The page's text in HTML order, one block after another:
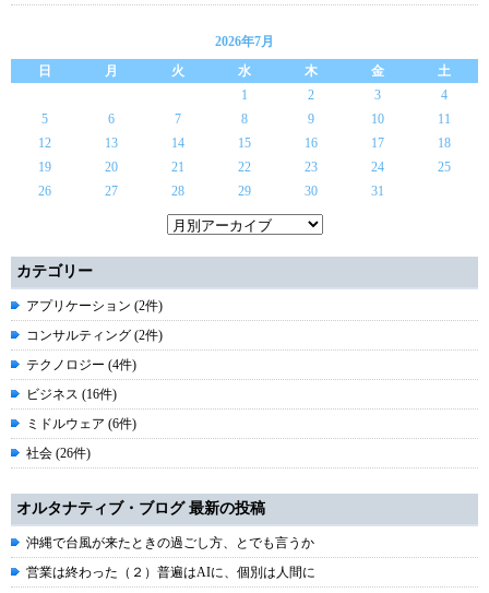
2026年7月
日
月 火 水 木 金
土
1
2 3
4
5
6 7 8 9 10
11
12
13 14 15 16 17
18
19
20 21 22 23 24
25
26
27 28 29 30 31
カテゴリー
アプリケーション (2件)
コンサルティング (2件)
テクノロジー (4件)
ビジネス (16件)
ミドルウェア (6件)
社会 (26件)
オルタナティブ・ブログ 最新の投稿
沖縄で台風が来たときの過ごし方、とでも言うか
営業は終わった（２）普遍はAIに、個別は人間に